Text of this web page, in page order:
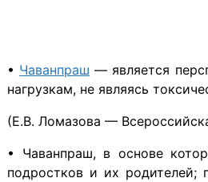
• Чаванпраш — является
нагрузкам, не являясь
(Е.В. Ломазова —
• Чаванпраш, в основе
подрост­ков и их родителей;